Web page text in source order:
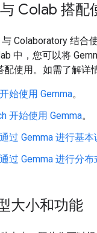
Colab 搭配
Colaboratory 结合
中，您可以将
使用。如需了解详
始使用 Gemma。
开始使用 Gemma。
过 Gemma 进行基本
过 Gemma 进行分
大小和功能